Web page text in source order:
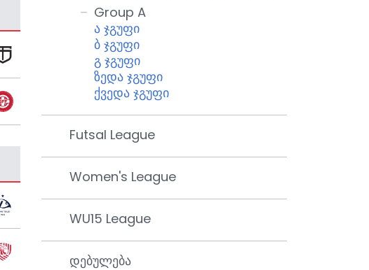
Group A
ა ჯგუფი
ბ ჯგუფი
გ ჯგუფი
ზედა ჯგუფი
ქვედა ჯგუფი
Futsal League
Women's League
WU15 League
დებულება